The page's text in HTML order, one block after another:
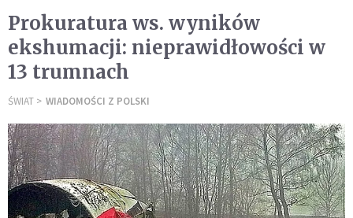
Prokuratura ws. wyników
ekshumacji: nieprawidłowości w
13 trumnach
ŚWIAT WIADOMOŚCI Z POLSKI